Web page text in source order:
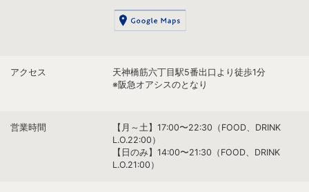
アクセス
天神橋筋六丁目駅5番出口より徒歩1分
※阪急オアシスのとなり
営業時間
【月～土】17:00〜22:30（FOOD、DRINK
L.O.22:00）
【日のみ】14:00〜21:30（FOOD、DRINK
L.O.21:00）